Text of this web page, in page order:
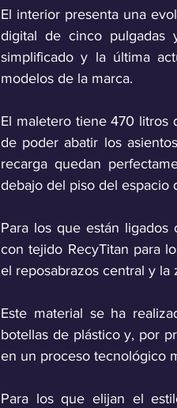
El interior presenta una
digital de cinco pulgadas
simplificado y la última
modelos de la marca.
El maletero tiene 470 litros
de poder abatir los
recarga quedan
debajo del piso del espacio
Para los que están
con tejido RecyTitan para
el reposabrazos central y la
Este material se ha
botellas de plástico y, por
en un proceso tecnológico
Para los que elijan el